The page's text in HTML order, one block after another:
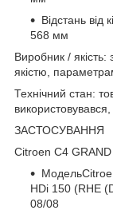
Відстань від
568 мм
Виробник / якість:
якістю,
Технічний стан:
ЗАСТОСУВАННЯ
Citroen C4
HDi 150 (RHE
08/08